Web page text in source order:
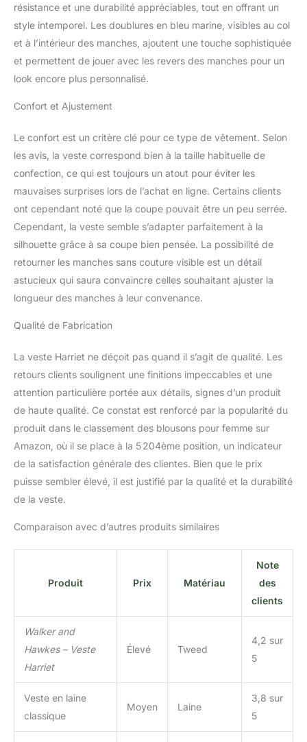
résistance et une durabilité appréciables, tout en offrant un
style intemporel. Les doublures en bleu marine, visibles au col
et à l’intérieur des manches, ajoutent une touche sophistiquée
et permettent de jouer avec les revers des manches pour un
look encore plus personnalisé.
Confort et Ajustement
Le confort est un critère clé pour ce type de vêtement. Selon
les avis, la veste correspond bien à la taille habituelle de
confection, ce qui est toujours un atout pour éviter les
mauvaises surprises lors de l’achat en ligne. Certains clients
ont cependant noté que la coupe pouvait être un peu serrée.
Cependant, la veste semble s’adapter parfaitement à la
silhouette grâce à sa coupe bien pensée. La possibilité de
retourner les manches sans couture visible est un détail
astucieux qui saura convaincre celles souhaitant ajuster la
longueur des manches à leur convenance.
Qualité de Fabrication
La veste Harriet ne déçoit pas quand il s’agit de qualité. Les
retours clients soulignent une finitions impeccables et une
attention particulière portée aux détails, signes d’un produit
de haute qualité. Ce constat est renforcé par la popularité du
produit dans le classement des blousons pour femme sur
Amazon, où il se place à la 5 204ème position, un indicateur
de la satisfaction générale des clientes. Bien que le prix
puisse sembler élevé, il est justifié par la qualité et la durabilité
de la veste.
Comparaison avec d’autres produits similaires
Produit Prix Matériau
Note
des
clients
Walker and
Hawkes – Veste
Harriet
Élevé Tweed
4,2 sur
5
Veste en laine
classique
Moyen Laine
3,8 sur
5